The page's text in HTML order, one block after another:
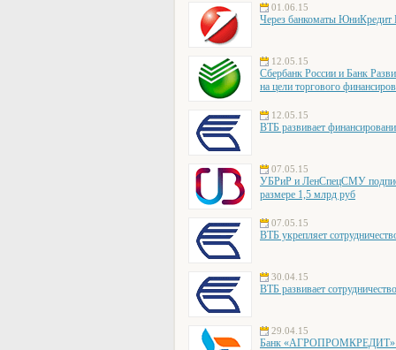
01.06.15
Через банкоматы ЮниКредит
12.05.15
Сбербанк России и Банк
на цели торгового
12.05.15
ВТБ развивает
07.05.15
УБРиР и ЛенСпецСМУ
размере 1,5 млрд руб
07.05.15
ВТБ укрепляет
30.04.15
ВТБ развивает
29.04.15
Банк «АГРОПРОМКРЕДИТ»